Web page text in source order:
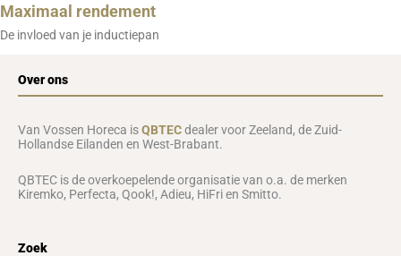
Maximaal rendement
De invloed van je inductiepan
Over ons
Van Vossen Horeca isQBTECdealer voor Zeeland, de Zuid-
Hollandse Eilanden en West-Brabant.
QBTEC is de overkoepelende organisatie van o.a. de merken
Kiremko, Perfecta, Qook!, Adieu, HiFri en Smitto.
Zoek